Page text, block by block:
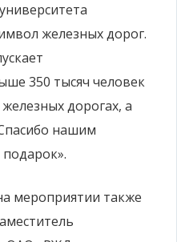
железных дорог.
350 тысяч человек
дорогах, а
нашим
мероприятии также